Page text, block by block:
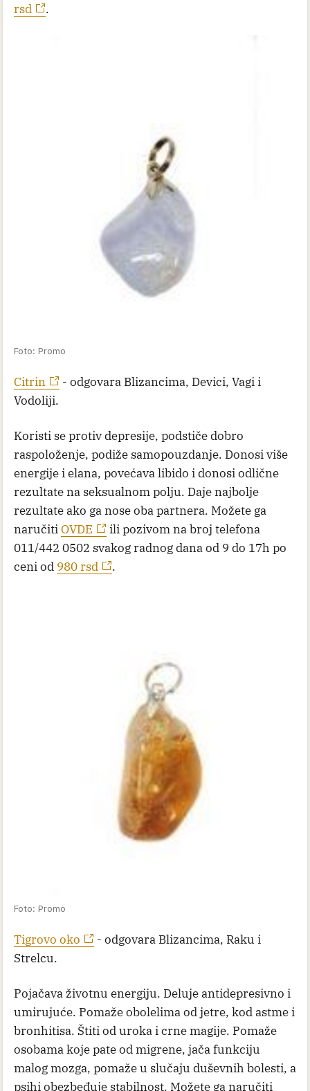
rsd
.
Foto: Promo
Citrin
- odgovara Blizancima, Devici, Vagi i
Vodoliji.
Koristi se protiv depresije, podstiče dobro
raspoloženje, podiže samopouzdanje. Donosi više
energije i elana, povećava libido i donosi odlične
rezultate na seksualnom polju. Daje najbolje
rezultate ako ga nose oba partnera. Možete ga
naručitiOVDE
ili pozivom na broj telefona
011/442 0502 svakog radnog dana od 9 do 17h po
ceni od 980 rsd .
Foto: Promo
Tigrovo oko
- odgovara Blizancima, Raku i
Strelcu.
Pojačava životnu energiju. Deluje antidepresivno i
umirujuće. Pomaže obolelima od jetre, kod astme i
bronhitisa. Štiti od uroka i crne magije. Pomaže
osobama koje pate od migrene, jača funkciju
malog mozga, pomaže u slučaju duševnih bolesti, a
psihi obezbeđuje stabilnost. Možete ga naručiti